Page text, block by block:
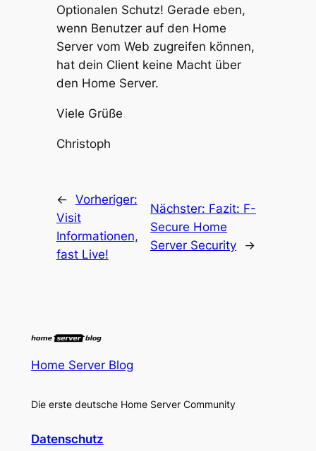
Optionalen Schutz! Gerade eben,
wenn Benutzer auf den Home
Server vom Web zugreifen können,
hat dein Client keine Macht über
den Home Server.
Viele Grüße
Christoph
← Vorheriger:
Visit
Informationen,
fast Live!
Nächster: Fazit: F-
Secure Home
Server Security
→
Home Server Blog
Die erste deutsche Home Server Community
Datenschutz